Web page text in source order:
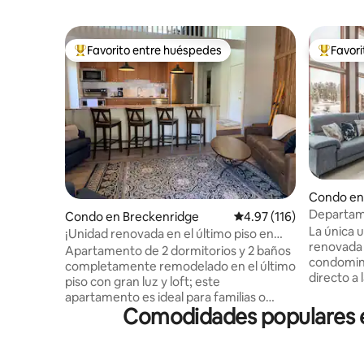
Favorito entre huéspedes preferido
Favorito entre huéspedes
Condo en Breckenridge Calificación promedio:
4.97 (116)
¡Unidad renovada en el último piso en
Gold Camp II!
Apartamento de 2 dormitorios y 2 baños
completamente remodelado en el último
piso con gran luz y loft; este
apartamento es ideal para familias o
parejas que buscan aventuras en la
montaña. Convenientemente ubicado
Condo
directo a
spa y
La única
directo a
Comodidades populares